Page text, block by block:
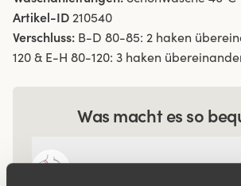
Artikel-ID 210540
Verschluss: B-D 80-85: 2 haken
120 & E-H 80-120: 3 haken
Was macht es so
Seitliche Unterstützung